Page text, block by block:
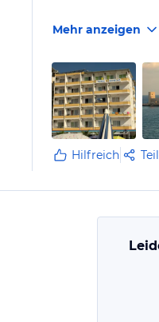
Mehr anzeigen
Hilfreich